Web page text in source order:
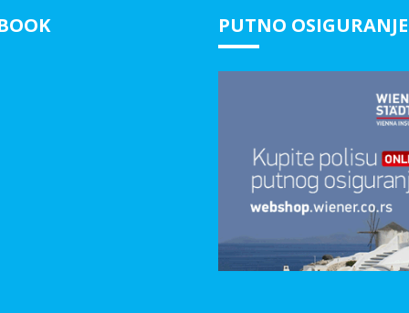
PUTNO OSIGURANJE